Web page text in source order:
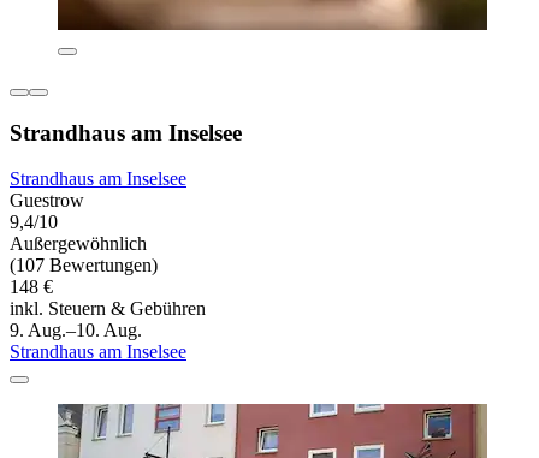
Strandhaus am Inselsee
Strandhaus am Inselsee
Guestrow
9,4/10
Außergewöhnlich
(107 Bewertungen)
148 €
inkl. Steuern & Gebühren
9. Aug.–10. Aug.
Strandhaus am Inselsee